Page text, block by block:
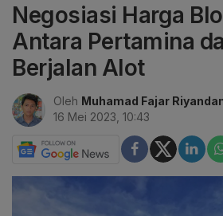
Negosiasi Harga
Antara Pertamina
Berjalan Alot
Oleh Muhamad Fajar
16 Mei 2023, 10:43